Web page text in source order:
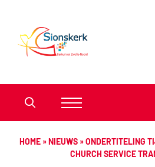
HOME »NIEUWS »ONDERTITELING
CHURCH SERVICE